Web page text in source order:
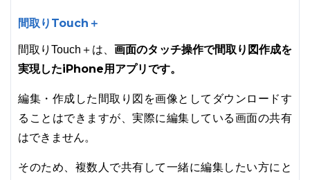
間取りTouch＋
間取りTouch＋は、画面のタッチ操作で間取り図作成を
実現したiPhone用アプリです。
編集・作成した間取り図を画像としてダウンロードす
ることはできますが、実際に編集している画面の共有
はできません。
そのため、複数人で共有して一緒に編集したい方にと